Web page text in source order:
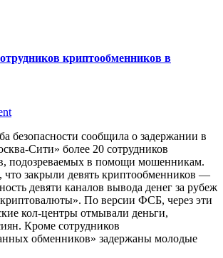
криптообменников в
безопасности сообщила о задержании в
более 20 сотрудников
подозреваемых в помощи мошенникам.
что закрыли девять криптообменников —
девяти каналов вывода денег за рубеж
По версии ФСБ, через эти
кол‑центры отмывали деньги,
Кроме сотрудников
обменников» задержаны молодые